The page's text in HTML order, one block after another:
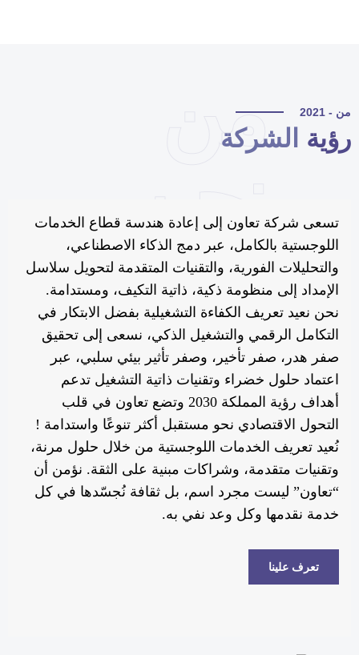
من
نحن
- 2021
الشركة
تسعى شركة تعاون إلى إعادة هندسة قطاع الخدمات
اللوجستية بالكامل، عبر دمج الذكاء الاصطناعي،
والتحليلات الفورية، والتقنيات المتقدمة لتحويل سلاسل
الإمداد إلى منظومة ذكية، ذاتية التكيف، ومستدامة.
نحن نعيد تعريف الكفاءة التشغيلية بفضل الابتكار في
التكامل الرقمي والتشغيل الذكي، نسعى إلى تحقيق
صفر هدر، صفر تأخير، وصفر تأثير بيئي سلبي، عبر
اعتماد حلول خضراء وتقنيات ذاتية التشغيل تدعم
أهداف رؤية المملكة 2030 وتضع تعاون في قلب
التحول الاقتصادي نحو مستقبل أكثر تنوعًا واستدامة !
نُعيد تعريف الخدمات اللوجستية من خلال حلول مرنة،
وتقنيات متقدمة، وشراكات مبنية على الثقة. نؤمن أن
“تعاون” ليست مجرد اسم، بل ثقافة نُجسّدها في كل
خدمة نقدمها وكل وعد نفي به.
تعرف علينا